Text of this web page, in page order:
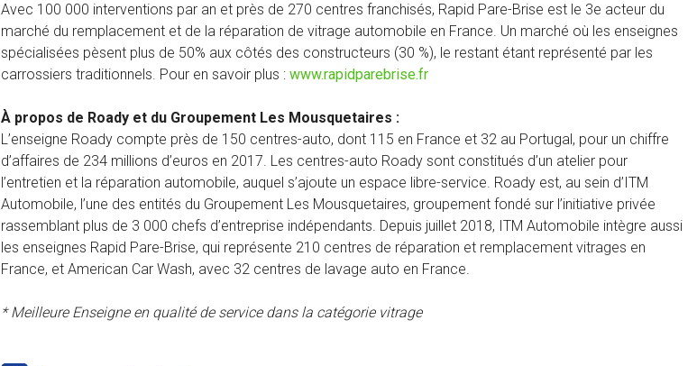
Avec 100 000 interventions par an et près de 270 centres franchisés, Rapid Pare-Brise est le 3e acteur du
marché du remplacement et de la réparation de vitrage automobile en France. Un marché où les enseignes
spécialisées pèsent plus de 50% aux côtés des constructeurs (30 %), le restant étant représenté par les
carrossiers traditionnels. Pour en savoir plus : www.rapidparebrise.fr
À propos de Roady et du Groupement Les Mousquetaires :
L’enseigne Roady compte près de 150 centres-auto, dont 115 en France et 32 au Portugal, pour un chiffre
d’affaires de 234 millions d’euros en 2017. Les centres-auto Roady sont constitués d’un atelier pour
l’entretien et la réparation automobile, auquel s’ajoute un espace libre-service. Roady est, au sein d’ITM
Automobile, l’une des entités du Groupement Les Mousquetaires, groupement fondé sur l’initiative privée
rassemblant plus de 3 000 chefs d’entreprise indépendants. Depuis juillet 2018, ITM Automobile intègre aussi
les enseignes Rapid Pare-Brise, qui représente 210 centres de réparation et remplacement vitrages en
France, et American Car Wash, avec 32 centres de lavage auto en France.
* Meilleure Enseigne en qualité de service dans la catégorie vitrage